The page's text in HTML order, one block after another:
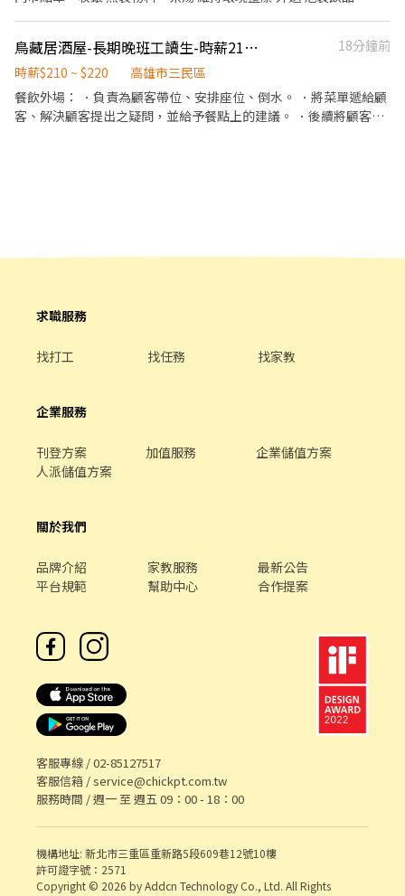
鳥藏居酒屋-長期晚班工讀生-時薪210-220
18分鐘前
時薪$210 ~ $220
高雄市三民區
餐飲外場： ．負責為顧客帶位、安排座位、倒水。 ．將菜單遞給顧
客、解決顧客提出之疑問，並給予餐點上的建議。 ．後續將顧客點
求職服務
找打工 找任務 找家教
企業服務
刊登方案 加值服務
企業儲值方案
人派儲值方案
關於我們
品牌介紹 家教服務
最新公告
平台規範
幫助中心 合作提案
客服專線 /02-85127517
客服信箱 /service@chickpt.com.tw
服務時間 / 週一 至 週五 09：00 - 18：00
機構地址: 新北市三重區重新路5段609巷12號10樓
許可證字號：2571
Copyright © 2026 by Addcn Technology Co., Ltd. All Rights